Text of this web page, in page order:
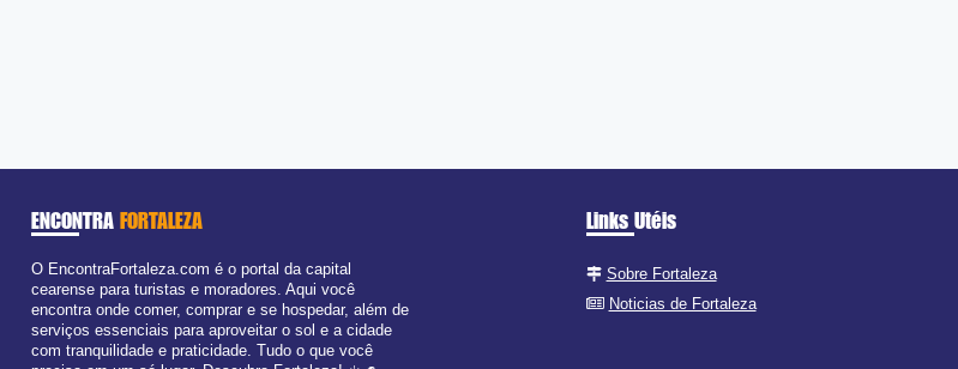
ENCONTRA FORTALEZA
O EncontraFortaleza.com é o portal da capital
cearense para turistas e moradores. Aqui você
encontra onde comer, comprar e se hospedar, além de
serviços essenciais para aproveitar o sol e a cidade
com tranquilidade e praticidade. Tudo o que você
Links Utéis
Sobre Fortaleza
Noticias de Fortaleza